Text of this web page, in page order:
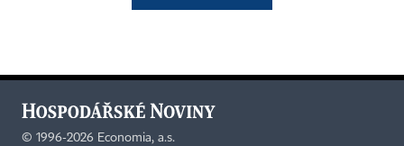
© 1996-2026 Economia, a.s.